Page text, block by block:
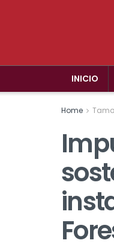
INICIO
Home